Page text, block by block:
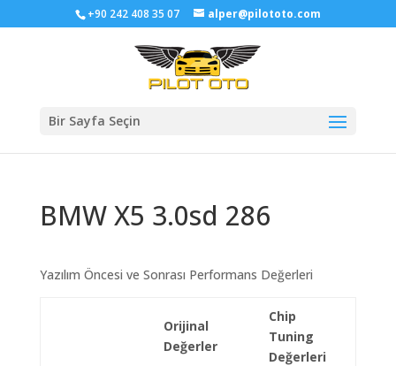
+90 242 408 35 07 alper@pilototo.com
Bir Sayfa Seçin
BMW X5 3.0sd 286
Yazılım Öncesi ve Sonrası Performans Değerleri
Orijinal
Değerler
Chip
Tuning
Değerleri